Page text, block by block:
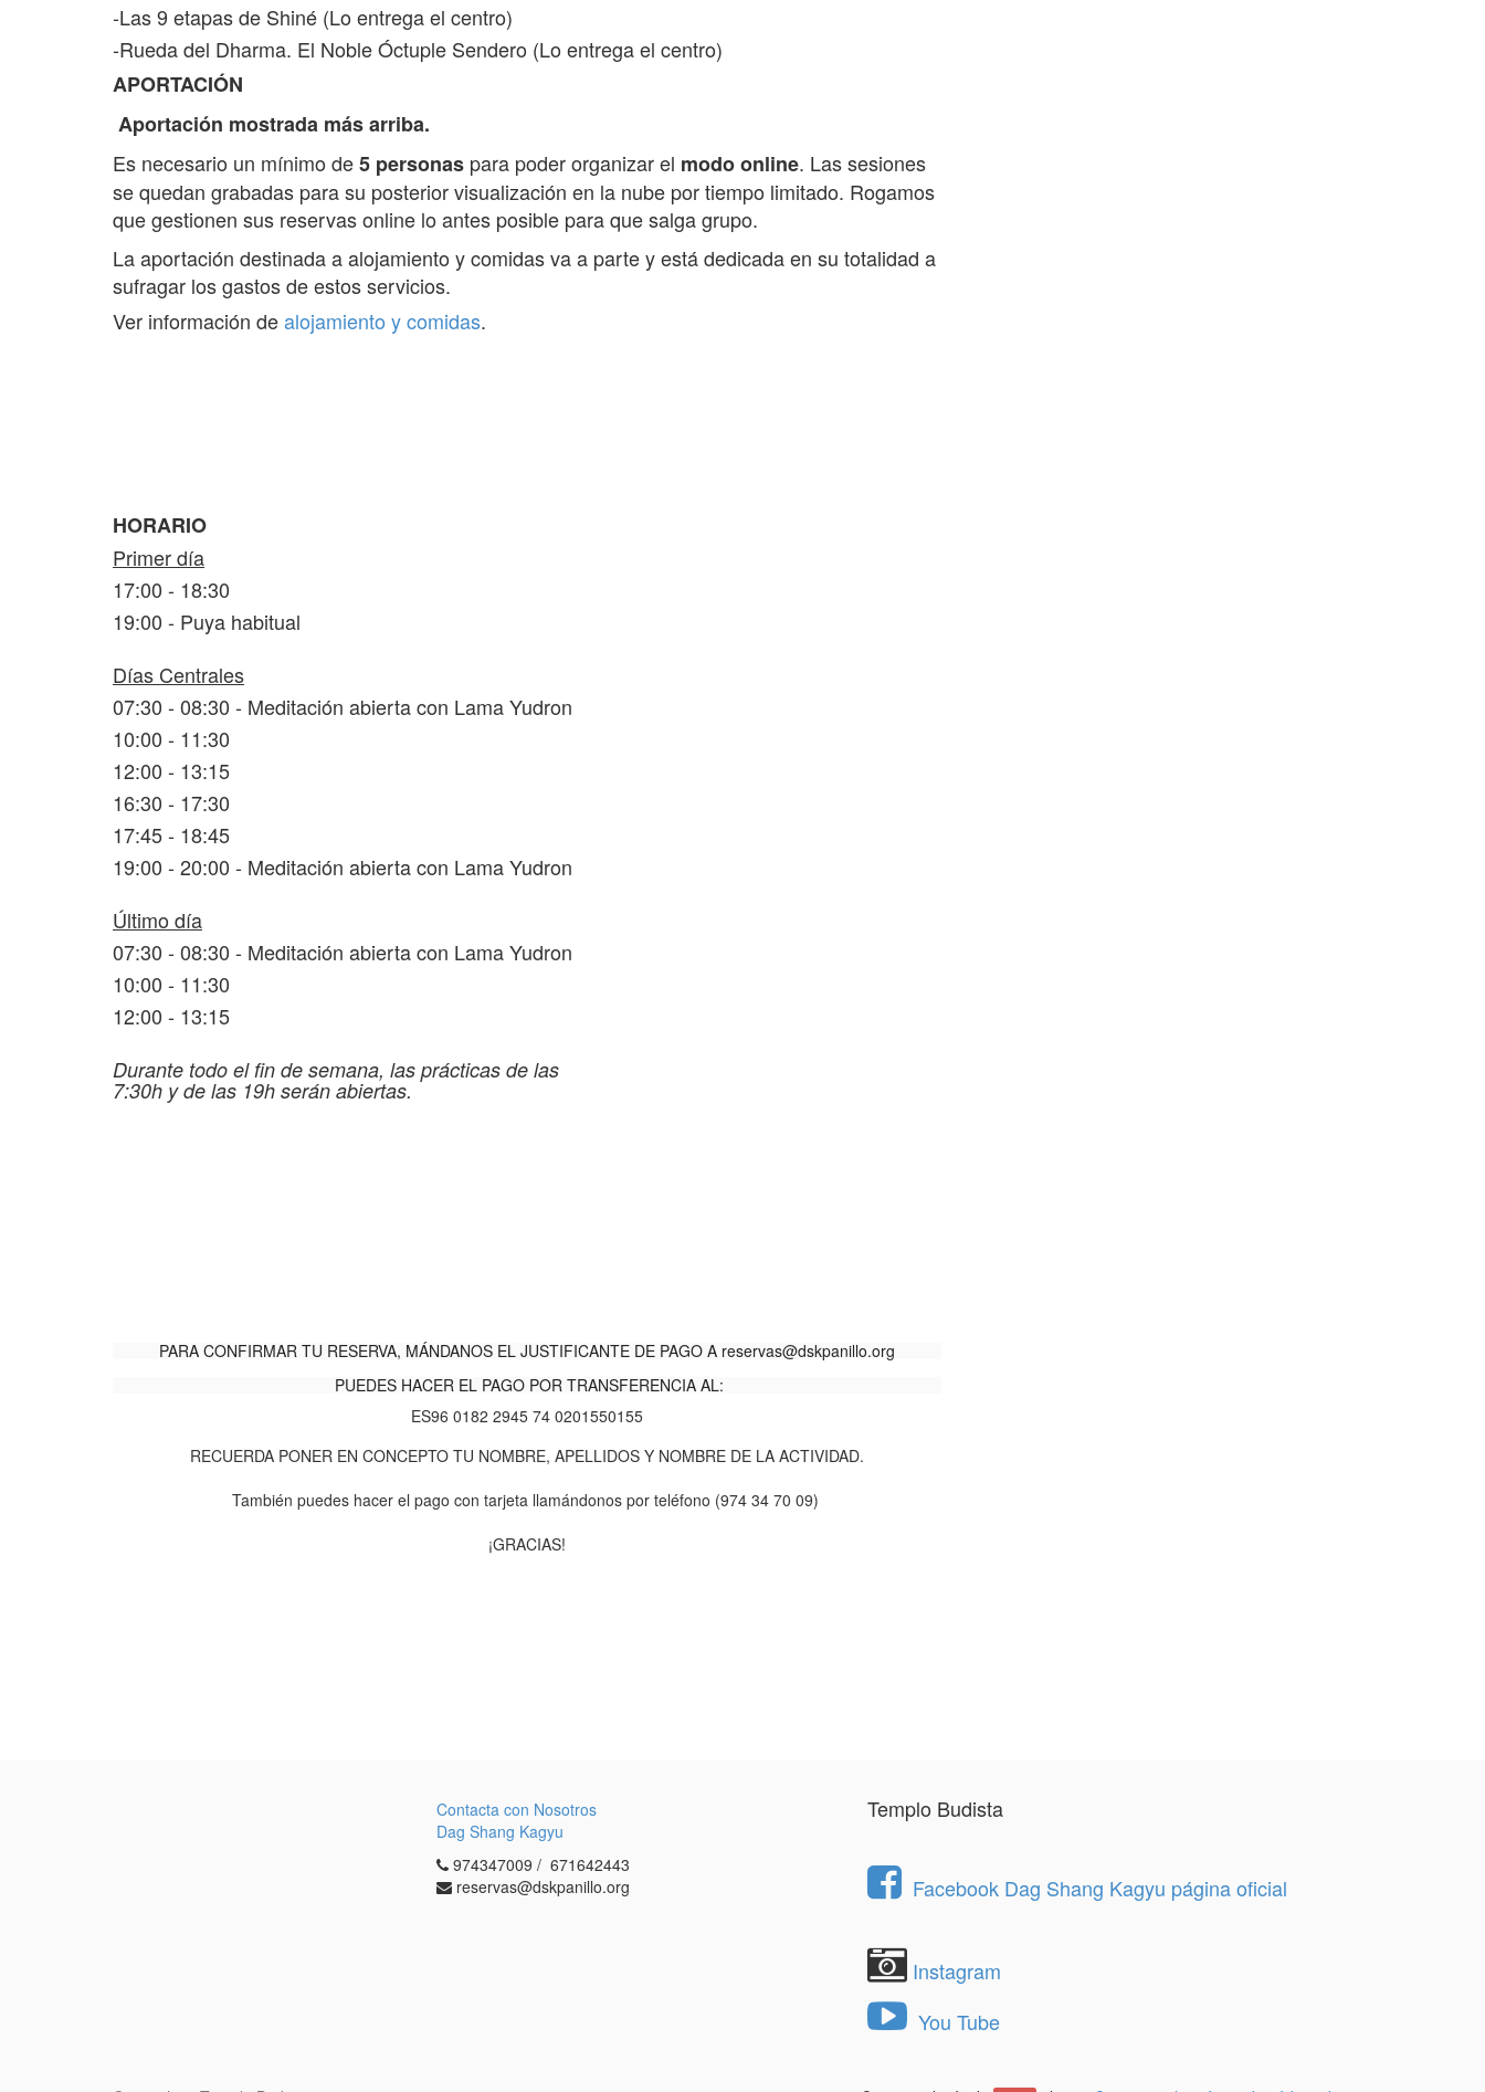
-Las 9 etapas de Shiné (Lo entrega el centro)
-Rueda del Dharma. El Noble Óctuple Sendero (Lo entrega el centro)
APORTACIÓN
Aportación mostrada más arriba.
Es necesario un mínimo de5 personas para poder organizar el modo online. Las sesiones
se quedan grabadas para su posterior visualización en la nube por tiempo limitado. Rogamos
que gestionen sus reservas online lo antes posible para que salga grupo.
La aportación destinada a alojamiento y comidas va a parte y está dedicada en su totalidad a
sufragar los gastos de estos servicios.
Ver información dealojamiento y comidas.
HORARIO
Primer día
17:00 - 18:30
19:00 - Puya habitual
Días Centrales
07:30 - 08:30 - Meditación abierta con Lama Yudron
10:00 - 11:30
12:00 - 13:15
16:30 - 17:30
17:45 - 18:45
19:00 - 20:00 - Meditación abierta con Lama Yudron
Último día
07:30 - 08:30 - Meditación abierta con Lama Yudron
10:00 - 11:30
12:00 - 13:15
Durante todo el fin de semana, las prácticas de las
7:30h y de las 19h serán abiertas.
PARA CONFIRMAR TU RESERVA, MÁNDANOS EL JUSTIFICANTE DE PAGO A reservas@dskpanillo.org
PUEDES HACER EL PAGO POR TRANSFERENCIA AL:
ES96 0182 2945 74 0201550155
RECUERDA PONER EN CONCEPTO TU NOMBRE, APELLIDOS Y NOMBRE DE LA ACTIVIDAD.
También puedes hacer el pago con tarjeta llamándonos por teléfono (974 34 70 09)
¡GRACIAS!
Contacta con Nosotros
Dag Shang Kagyu
974347009 / 671642443
reservas@dskpanillo.org
Templo Budista
Facebook Dag Shang Kagyu página oficial
Instagram
You Tube